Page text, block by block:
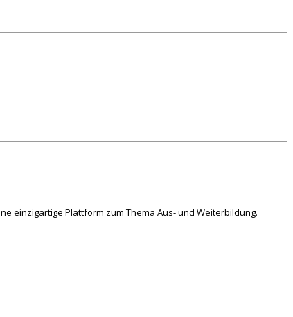
einzigartige Plattform zum Thema Aus- und Weiterbildung.